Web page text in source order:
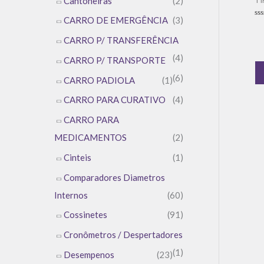
CARRO DE EMERGÊNCIA (3)
CARRO P/ TRANSFERÊNCIA
(4)
CARRO P/ TRANSPORTE
(6)
CARRO PADIOLA
(1)
CARRO PARA CURATIVO
(4)
CARRO PARA
MEDICAMENTOS
(2)
Cinteis
(1)
Comparadores Diametros
Internos
(60)
Cossinetes
(91)
Cronômetros / Despertadores
(1)
Desempenos
(23)